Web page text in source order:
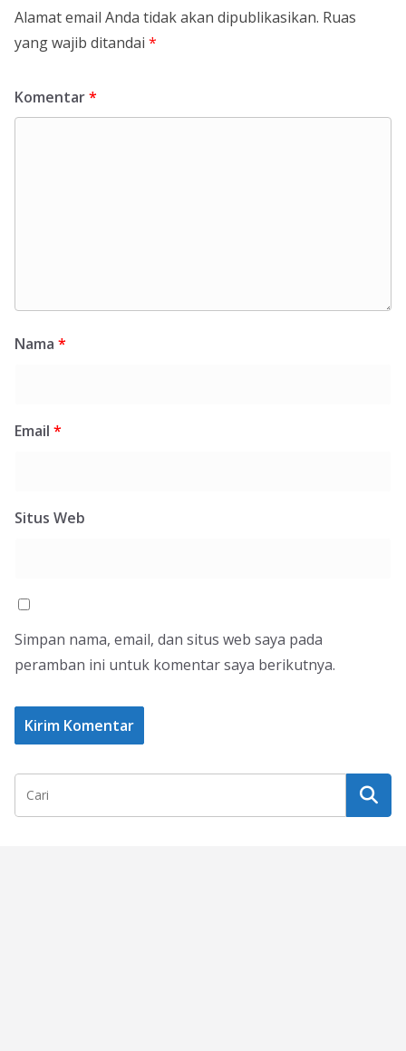
Alamat email Anda tidak akan dipublikasikan. Ruas
yang wajib ditandai *
Komentar*
Nama *
Email *
Situs Web
Simpan nama, email, dan situs web saya pada
peramban ini untuk komentar saya berikutnya.